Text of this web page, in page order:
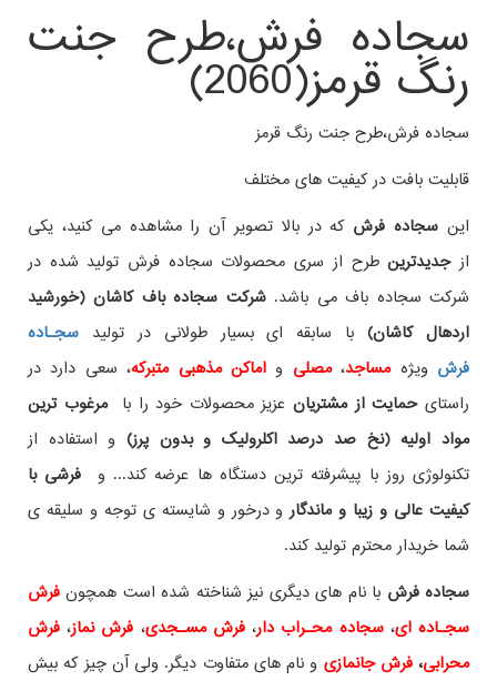
سجاده فرش،طرح جنت
رنگ قرمز(2060)
سجاده فرش،طرح جنت رنگ قرمز
قابلیت بافت در کیفیت های مختلف
این سجاده فرش که در بالا تصویر آن را مشاهده می کنید، یکی
ازجدیدترینطرح از سری محصولات سجاده فرش تولید شده در
شرکت سجاده باف می باشد.شرکت سجاده باف کاشان (خورشید
اردهال کاشان)با سابقه ای بسیار طولانی در تولید سجـاده
فرش ویژهمساجد،مصلی و اماکن مذهبی متبرکه، سعی دارد در
راستایحمایت از مشتریانعزیز محصولات خود را بامرغوب ترین
مواد اولیه (نخ صد درصد اکلرولیک و بدون پرز) و استفاده از
تکنولوژی روز با پیشرفته ترین دستگاه ها عرضه کند... و فرشی با
کیفیت عالی و زیبا و ماندگارو درخور و شایسته ی توجه و سلیقه ی
شما خریدار محترم تولید کند.
سجاده فرش با نام های دیگری نیز شناخته شده است همچونفرش
سجـاده ای، سجاده محـراب دار،فرش مسـجدی، فرش نماز، فرش
محرابی، فرش جانمازی و نام های متفاوت دیگر. ولی آن چیز که بیش